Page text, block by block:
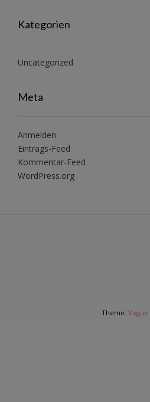
Kategorien
Uncategorized
Meta
Anmelden
Eintrags-Feed
Kommentar-Feed
WordPress.org
Theme: Vogue